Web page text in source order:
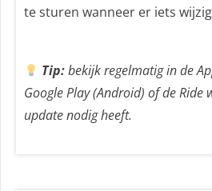
te sturen wanneer er iets
Tip:bekijk regelmatig in de
Google Play (Android) of de Ride
update nodig heeft.